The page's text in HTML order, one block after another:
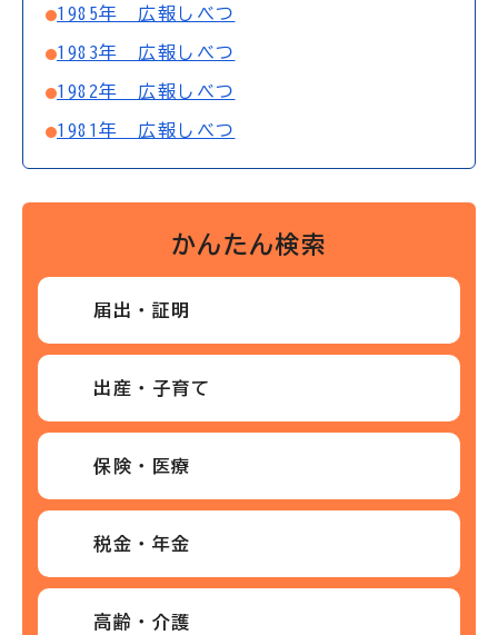
1985年 広報しべつ
1983年 広報しべつ
1982年 広報しべつ
1981年 広報しべつ
かんたん検索
届出・証明
出産・子育て
保険・医療
税金・年金
高齢・介護